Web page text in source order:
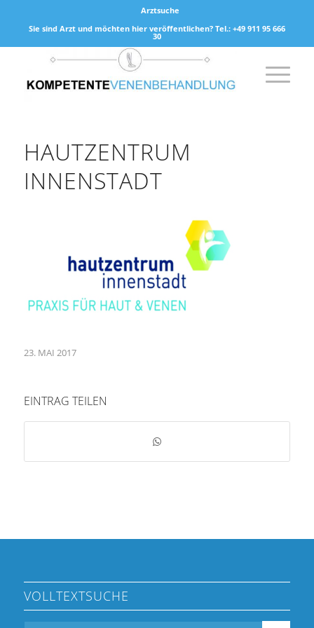
Arztsuche
Sie sind Arzt und möchten hier veröffentlichen? Tel.: +49 911 95 666
30
HAUTZENTRUM
INNENSTADT
23. MAI 2017
EINTRAG TEILEN
VOLLTEXTSUCHE